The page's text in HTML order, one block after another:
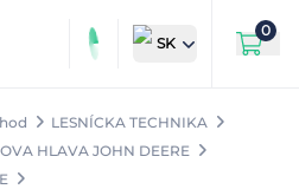
SK
0
LESNÍCKA TECHNIKA
HLAVA JOHN DEERE